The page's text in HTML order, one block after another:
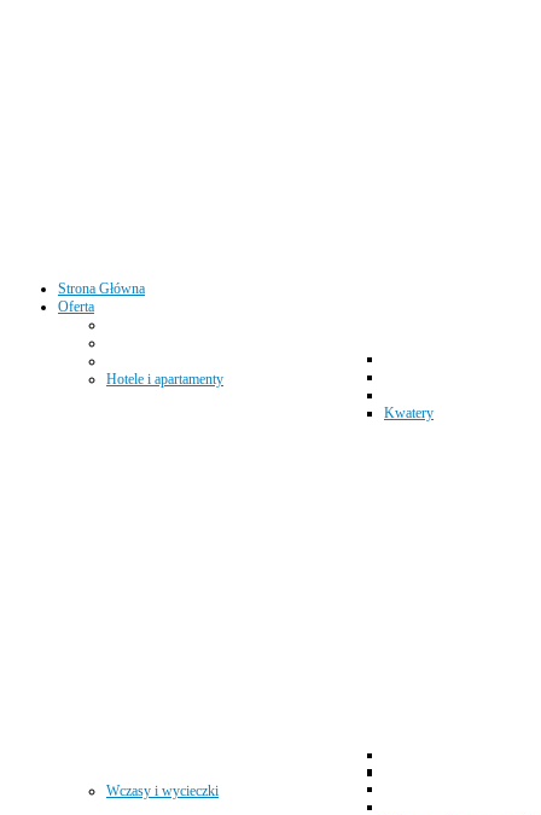
Strona Główna
Oferta
Hotele i apartamenty
Kwatery
Wczasy i wycieczki